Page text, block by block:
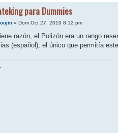
para Dummies
» Dom Oct 27, 2019 8:12 pm
razón, el Polizón era un rango
(español), el único que permitía